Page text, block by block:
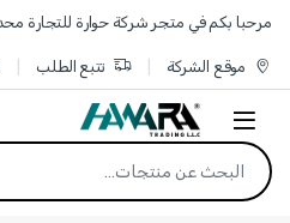
Skip to navigation
Skip to content
مرحبا بكم في متجر شركة حوارة للتجارة
موقع الشركة تتبع الطلب
البحث عن: